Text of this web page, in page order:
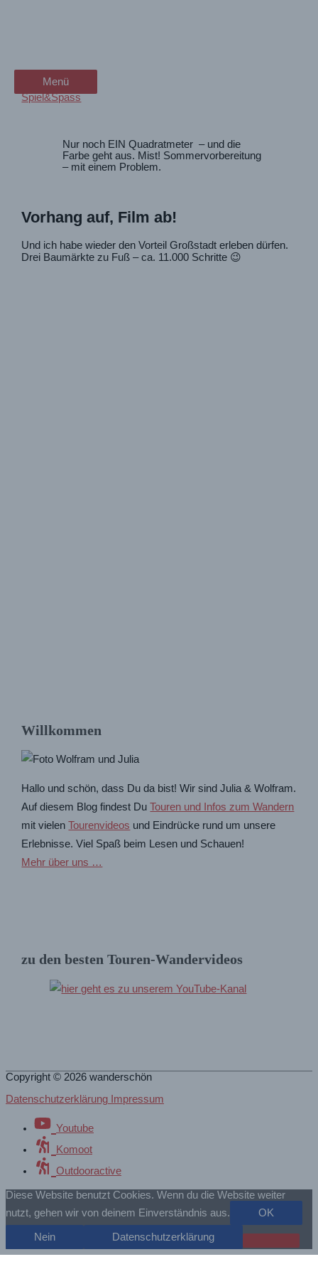
Menü
Menü
Willkommen
Hallo und schön, dass Du da bist! Wir sind Julia & Wolfram.
Auf diesem Blog findest DuTouren und Infos zum Wandern
mit vielenTourenvideos und Eindrücke rund um unsere
Erlebnisse. Viel Spaß beim Lesen und Schauen!
Mehr über uns …
zu den besten Touren-Wandervideos
Spiel&Spass
Nur noch EIN Quadratmeter – und die
Farbe geht aus. Mist! Sommervorbereitung
– mit einem Problem.
Vorhang auf, Film ab!
Und ich habe wieder den Vorteil Großstadt erleben dürfen.
Drei Baumärkte zu Fuß – ca. 11.000 Schritte 😉
Copyright © 2026 wanderschön
Datenschutzerklärung Impressum
Youtube
Komoot
Outdooractive
Diese Website benutzt Cookies. Wenn du die Website weiter
nutzt, gehen wir von deinem Einverständnis aus.
OK
Nein Datenschutzerklärung